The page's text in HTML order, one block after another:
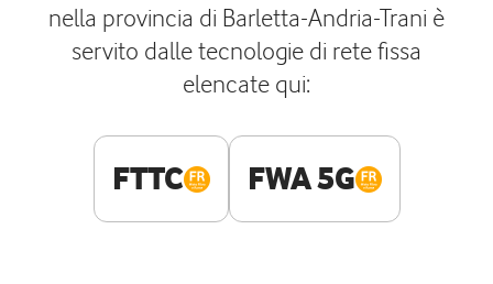
nella provincia di Barletta-Andria-Trani è
servito dalle tecnologie di rete fissa
elencate qui:
FTTC FWA 5G